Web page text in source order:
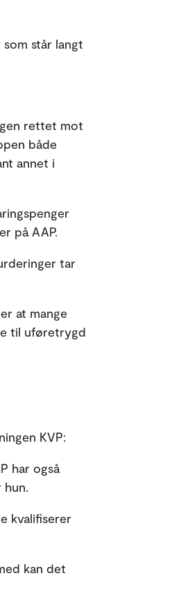
står langt
rettet mot
både
annet i
på AAP.
tar
at mange
til uføretrygd
KVP:
har også
kvalifiserer
kan det